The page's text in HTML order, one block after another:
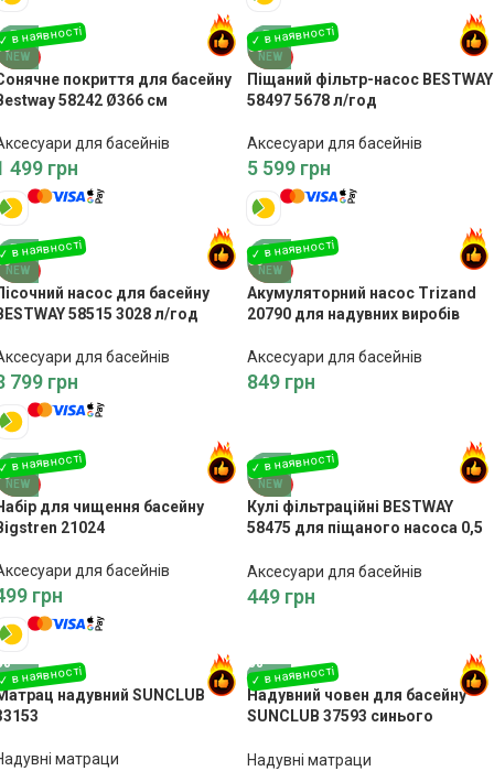
NEW
покриття для басейну
58242 Ø366 см
для басейнів
499 грн
NEW
Піщаний фільтр-насос BESTWAY
58497 5678 л/год
Аксесуари для басейнів
5 599 грн
NEW
насос для басейну
58515 3028 л/год
для басейнів
799 грн
NEW
Акумуляторний насос Trizand
20790 для надувних виробів
Аксесуари для басейнів
849 грн
NEW
для чищення басейну
21024
для басейнів
грн
NEW
Кулі фільтраційні BESTWAY
58475 для піщаного насоса 0,5
Аксесуари для басейнів
449 грн
надувний SUNCLUB
матраци
Надувний човен для басейну
SUNCLUB 37593 синього
Надувні матраци